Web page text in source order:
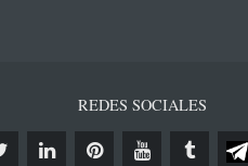
REDES SOCIALES